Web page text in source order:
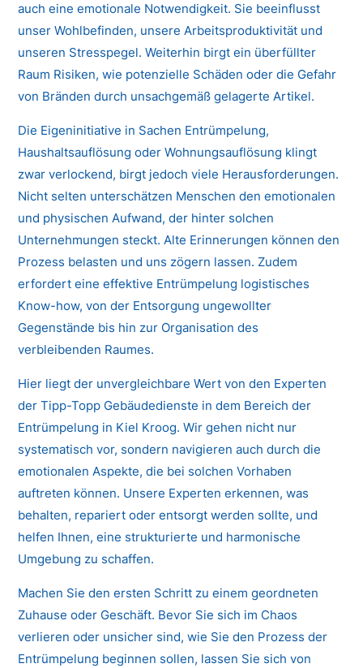
auch eine emotionale Notwendigkeit. Sie beeinflusst
unser Wohlbefinden, unsere Arbeitsproduktivität und
unseren Stresspegel. Weiterhin birgt ein überfüllter
Raum Risiken, wie potenzielle Schäden oder die Gefahr
von Bränden durch unsachgemäß gelagerte Artikel.
Die Eigeninitiative in Sachen Entrümpelung,
Haushaltsauflösung oder Wohnungsauflösung klingt
zwar verlockend, birgt jedoch viele Herausforderungen.
Nicht selten unterschätzen Menschen den emotionalen
und physischen Aufwand, der hinter solchen
Unternehmungen steckt. Alte Erinnerungen können den
Prozess belasten und uns zögern lassen. Zudem
erfordert eine effektive Entrümpelung logistisches
Know-how, von der Entsorgung ungewollter
Gegenstände bis hin zur Organisation des
verbleibenden Raumes.
Hier liegt der unvergleichbare Wert von den Experten
der Tipp-Topp Gebäudedienste in dem Bereich der
Entrümpelung in Kiel Kroog. Wir gehen nicht nur
systematisch vor, sondern navigieren auch durch die
emotionalen Aspekte, die bei solchen Vorhaben
auftreten können. Unsere Experten erkennen, was
behalten, repariert oder entsorgt werden sollte, und
helfen Ihnen, eine strukturierte und harmonische
Umgebung zu schaffen.
Machen Sie den ersten Schritt zu einem geordneten
Zuhause oder Geschäft. Bevor Sie sich im Chaos
verlieren oder unsicher sind, wie Sie den Prozess der
Entrümpelung beginnen sollen, lassen Sie sich von